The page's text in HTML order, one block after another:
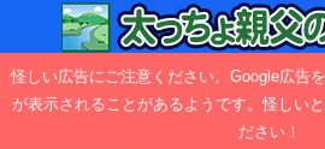
怪しい広告にご注意ください。Google広告
が表示されることがあるようです。怪しい
ださい！